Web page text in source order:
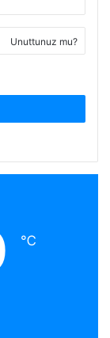
Unuttunuz mu?
℃